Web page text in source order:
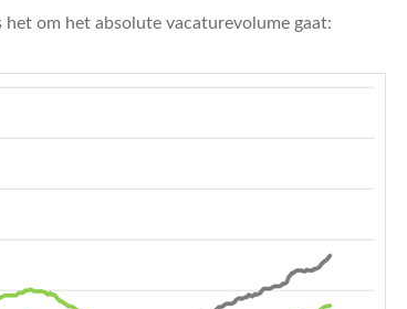
om het absolute vacaturevolume gaat: